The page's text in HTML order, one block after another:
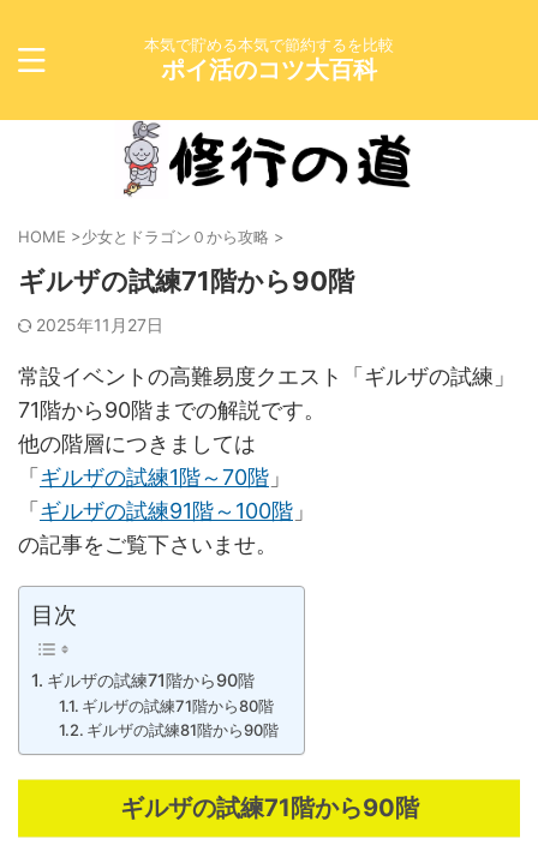
本気で貯める本気で節約するを比較
ポイ活のコツ大百科
HOME >少女とドラゴン０から攻略 >
ギルザの試練71階から90階
2025年11月27日
常設イベントの高難易度クエスト「ギルザの試練」
71階から90階までの解説です。
他の階層につきましては
「ギルザの試練1階～70階 」
「ギルザの試練91階～100階 」
の記事をご覧下さいませ。
目次
ギルザの試練71階から90階
ギルザの試練71階から80階
ギルザの試練81階から90階
ギルザの試練71階から90階